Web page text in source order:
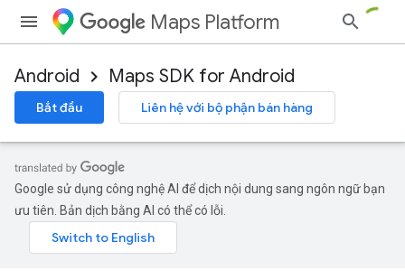
Maps Platform
Android Maps SDK for Android
Bắt đầu Liên hệ với bộ phận bán hàng
Google sử dụng công nghệ AI để dịch nội dung sang ngôn ngữ bạn
ưu tiên. Bản dịch bằng AI có thể có lỗi.